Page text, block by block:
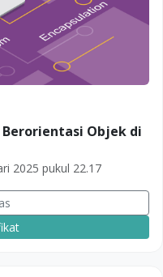
Berorientasi Objek di
2025 pukul 22.17